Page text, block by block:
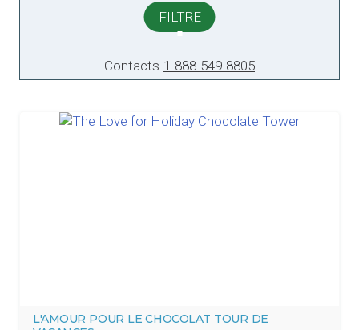
FILTRE
Contacts-1-888-549-8805
L'AMOUR POUR LE CHOCOLAT TOUR DE